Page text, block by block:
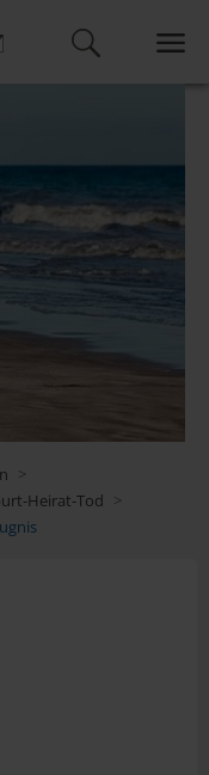
>
Heirat-Tod >